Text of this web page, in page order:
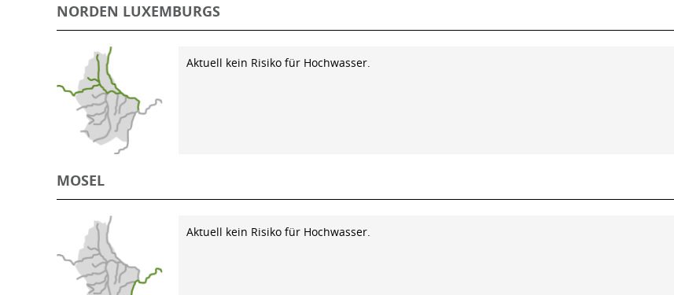
NORDEN LUXEMBURGS
Aktuell kein Risiko für Hochwasser.
MOSEL
Aktuell kein Risiko für Hochwasser.